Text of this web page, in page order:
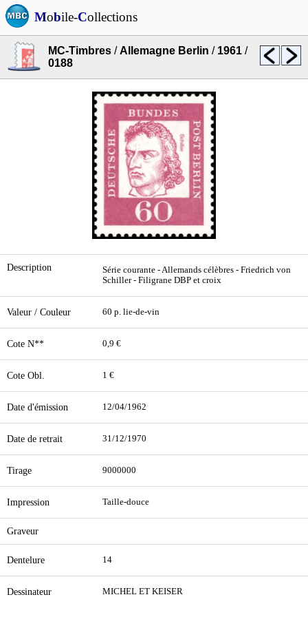
Mobile-Collections
MC-Timbres /Allemagne Berlin / 1961 /
0188
Description
Série courante - Allemands célèbres - Friedrich von
Schiller - Filigrane DBP et croix
Valeur / Couleur 60 p. lie-de-vin
Cote N** 0,9 €
Cote Obl. 1 €
Date d'émission 12/04/1962
Date de retrait 31/12/1970
Tirage 9000000
Impression Taille-douce
Graveur
Dentelure 14
Dessinateur MICHEL ET KEISER